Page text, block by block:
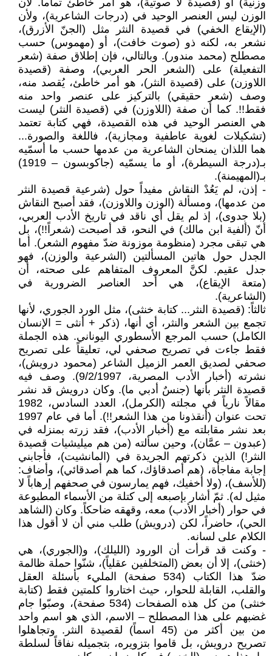
وزنية) أو (قصيدة لا صوتية)، هو أمر خاطئ تماماً. لأن
الوزن ليس العنصر الوحيد في (درجات الشاعرية)، ولأن
(الإيقاع الخفي) في قصيدة النثر مثل (الجنّ الأزرق)،
نشعر به، لكنه ذو (صوت خافت)، أو (مهموس) حسب
مصطلح (محمد مندور). وبالتالي، فإن إطلاق صفة (شعر
التفعيلة) على (الشعر الحر العربي)، وصفة (قصيدة
اللاوزن) على (قصيدة النثر)، هو أمر خاطئ، يُقصد منه،
وصف (شعر حقيقي) بالتركيز على عنصر واحد منه
فقط!!. كما أن صفة (اللاوزن) في (قصيدة النثر) ليست
هي العنصر الوحيد في هذه القصيدة، فهي كتابة تعتمد
(تشكيلات لغوية عاطفية ومجازية)، فاللغة والصورة...
هما اللذان يمنحان الشاعرية من عدمها حسب ما أسمّيه
بـ(درجة السيطرة)، أو ما يسمّيه (جاكوبسون – 1919)
بـ(المهيمنة).
- إذن، لم يَعُدْ النقاش مفيداً حول (شرعية قصيدة النثر
من عدمها)، ومسألة (الوزن واللاوزن)، فقد أصبح النقاش
(بلا جدوى)، إذ لم يقل أي ناقد في تاريخ الأدب العربي،
أنّ (ألفية ابن مالك) في النحو، قد أصبحت (شعراً!!)، بل
هي تبقى مجرد (منظومة موزونة ضدّ مفهوم الشعر). أما
الجدل حول هاتين المسألتين (الشرعية والوزن)، فهو
جدل عقيم. لكنَّ المعروف المتفاهم على صحته، أن
(متعة الإيقاع)، هي أحد العناصر الضرورية في
(الشاعرية).
ثالثاً: (قصيدة النثر... كتابة خنثى)، مثل الورد الجوري، لأنها
تجمع بين الشعر والنثر، أي أنها، (ذكر + أنثى = الإنسان
الكامل) حسب المرجع الأسطوري اليوناني. هذه الجملة
فقط جاءت في تصريح صحفي لي، تعليقاً على تصريح
صحفي لصديق العمر الزميل الشاعر (محمود درويش)،
نشرته (أخبار الأدب المصرية، 9/2/1997). وصف فيه
قصيدة النثر بأنها (جنسٌ أدبي ما). وكان درويش قد نشر
مقالاً نارياً في مجلته (الكرمل)، العدد السادس، 1982
تحت عنوان (أنقذونا من هذا الشعر!!). أما في عام 1997
بعد نشر مقابلته مع (أخبار الأدب)، فقد زرته بمنزله في
(عبدون – عمَّان)، وحين سألته (من هم ميليشيات قصيدة
النثر!) الذين ذكرتهم الجريدة في (المانشيت)، فأجابني
إجابة مفاجأة، (هم أصدقاؤك، كما هم أصدقائي)، وأضاف:
(للأسف)، (ولا أخفيك، فهم يمارسون في صحفهم إرهاباً لا
مثيل له). ثمّ أشار بإصبعه إلى كتلة من الأسماء المطبوعة
في حوار (أخبار الأدب) معه، وقهقه ضاحكاً. وكان (الشاهد
الحي)، حاضراً، لكن (درويش) طلب مني أن لا أقول هذا
الكلام على لسانه.
- وكنت قد قرأت أن الورود (الليلك)، و(الجوري)، هي
(خنثى)، إلا أن بعض (المتخلفين عقلياً)، شنّوا حملة ظالمة
ضدّ هذا الكتاب (534 صفحة) المليء بأسئلة العقل
والقلب، القابلة للحوار، حيث اختاروا كلمتين فقط (كتابة
خنثى) من كل هذه الصفحات (534 صفحة)، وصبّوا جام
غضبهم على هذا المصطلح – الاسم، الذي هو اسم واحد
من بين أكثر من (45 اسماً) لقصيدة النثر. وتجاهلوا
تصريح درويش، بل قاموا بتزويره، بتجميله نفاقاً لسلطة